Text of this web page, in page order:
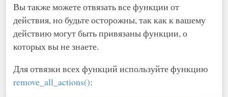
Вы также можете отвязать все функции от
действия, но будьте осторожны, так как к вашему
действию могут быть привязаны функции, о
которых вы не знаете.
Для отвязки всех функций используйте функцию
remove_all_actions():